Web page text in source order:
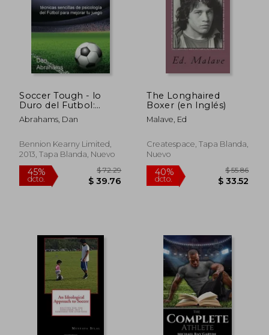
$ 27.89
Soccer Tough - lo
Duro del Futbol:
Tecnicas Sencillas de
Psicologia del Futbol
Abrahams, Dan
Bennion Kearny Limited,
2013, Tapa Blanda, Nuevo
The Longhaired
Boxer (en Inglés)
Malave, Ed
Createspace, Tapa Blanda,
Nuevo